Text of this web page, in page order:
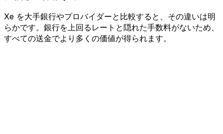
Xe を大手銀行やプロバイダーと比較すると、その違いは明
らかです。銀行を上回るレートと隠れた手数料がないため、
すべての送金でより多くの価値が得られます。